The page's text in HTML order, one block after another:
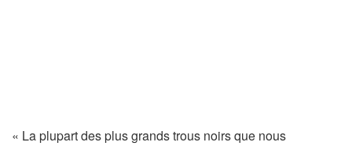
« La plupart des plus grands trous noirs que nous